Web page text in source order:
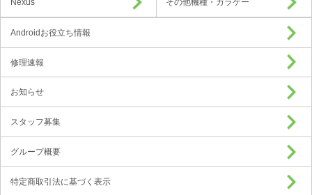
Androidお役立ち情報
修理速報
お知らせ
スタッフ募集
グループ概要
特定商取引法に基づく表示